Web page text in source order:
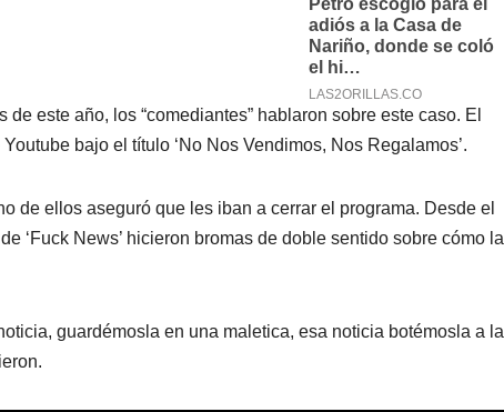
este año, los “comediantes” hablaron sobre este caso. El
bajo el título ‘No Nos Vendimos, Nos Regalamos’.
de ellos aseguró que les iban a cerrar el programa. Desde el
‘Fuck News’ hicieron bromas de doble sentido sobre cómo la
guardémosla en una maletica, esa noticia botémosla a la